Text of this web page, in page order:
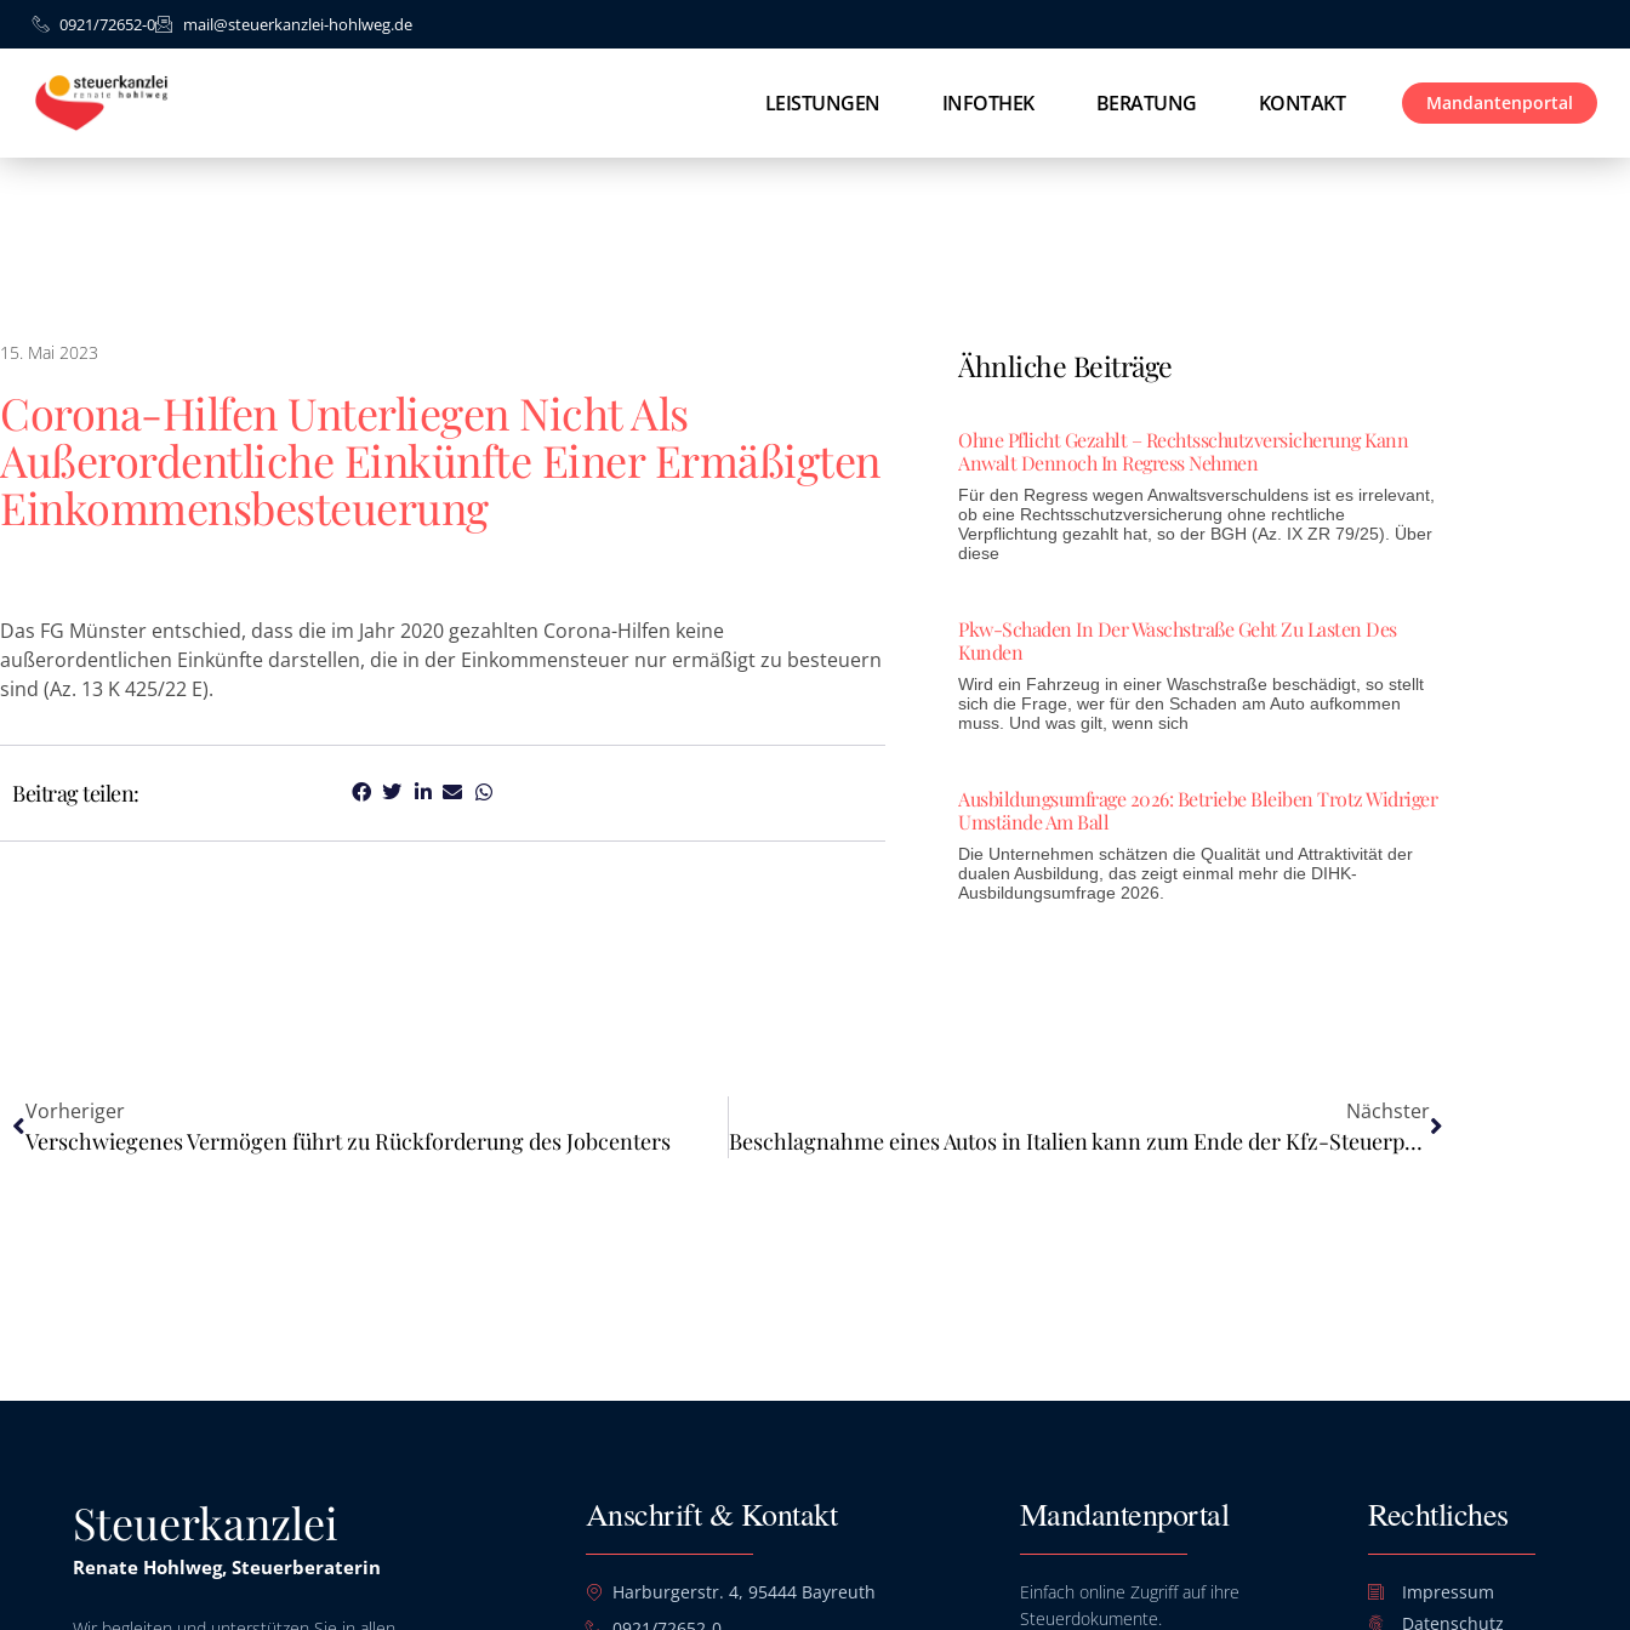
0921/72652-0 mail@steuerkanzlei-hohlweg.de
LEISTUNGEN INFOTHEK BERATUNG KONTAKT Mandantenportal
15. Mai 2023
Corona-Hilfen Unterliegen Nicht Als
Außerordentliche Einkünfte Einer Ermäßigten
Einkommensbesteuerung
Das FG Münster entschied, dass die im Jahr 2020 gezahlten Corona-Hilfen keine
außerordentlichen Einkünfte darstellen, die in der Einkommensteuer nur ermäßigt zu besteuern
sind (Az. 13 K 425/22 E).
Beitrag teilen:
Ähnliche Beiträge
Ohne Pflicht Gezahlt – Rechtsschutzversicherung Kann
Anwalt Dennoch In Regress Nehmen
Für den Regress wegen Anwaltsverschuldens ist es irrelevant,
ob eine Rechtsschutzversicherung ohne rechtliche
Verpflichtung gezahlt hat, so der BGH (Az. IX ZR 79/25). Über
diese
Pkw-Schaden In Der Waschstraße Geht Zu Lasten Des
Kunden
Wird ein Fahrzeug in einer Waschstraße beschädigt, so stellt
sich die Frage, wer für den Schaden am Auto aufkommen
muss. Und was gilt, wenn sich
Ausbildungsumfrage 2026: Betriebe Bleiben Trotz Widriger
Umstände Am Ball
Die Unternehmen schätzen die Qualität und Attraktivität der
dualen Ausbildung, das zeigt einmal mehr die DIHK-
Ausbildungsumfrage 2026.
Vorheriger
Verschwiegenes Vermögen führt zu Rückforderung des Jobcenters
Nächster
Beschlagnahme eines Autos in Italien kann zum Ende der Kfz-Steuerpflicht führen
Steuerkanzlei
Renate Hohlweg, Steuerberaterin
Anschrift & Kontakt
Harburgerstr. 4, 95444 Bayreuth
Mandantenportal
Einfach online Zugriff auf ihre
Steuerdokumente.
Rechtliches
Impressum
Datenschutz